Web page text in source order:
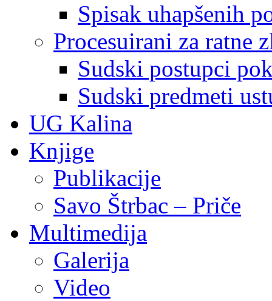
Spisak uhapšenih
Procesuirani za ratne
Sudski postupci
Sudski predmeti
UG Kalina
Knjige
Publikacije
Savo Štrbac – Priče
Multimedija
Galerija
Video